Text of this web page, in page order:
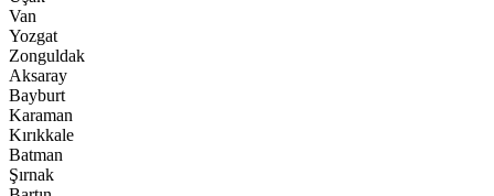
Van
Yozgat
Zonguldak
Aksaray
Bayburt
Karaman
Kırıkkale
Batman
Şırnak